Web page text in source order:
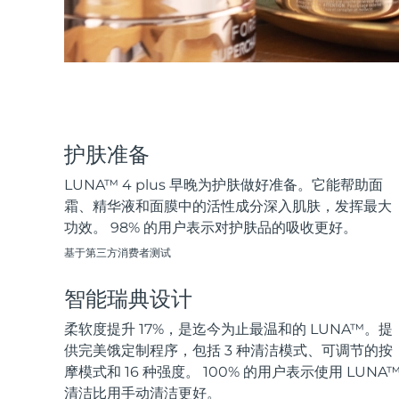
护肤准备
LUNA™ 4 plus 早晚为护肤做好准备。它能帮助面
霜、精华液和面膜中的活性成分深入肌肤，发挥最大
功效。 98% 的用户表示对护肤品的吸收更好。
基于第三方消费者测试
智能瑞典设计
柔软度提升 17%，是迄今为止最温和的 LUNA™。提
供完美饿定制程序，包括 3 种清洁模式、可调节的按
摩模式和 16 种强度。 100% 的用户表示使用
清洁比用手动清洁更好。
All acne treatment devices
All revitalizing eye massagers
KIWI™ 皮肤护理
Advanced pore care essentials
Serum
For healthy hair
issa™ Teeth Whitening Gel
18% PAP
护肤品
男士
全部购买
FOREO APP
关于我们